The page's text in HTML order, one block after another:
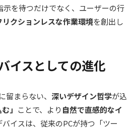
を待つだけでなく、ユーザーの行
リクションレスな作業環境を創出し
イスとしての進化
まらない、 深いデザイン哲学が込
」 ことで、より 自然で直感的なイ
イスは、従来のPCが持つ「ツー